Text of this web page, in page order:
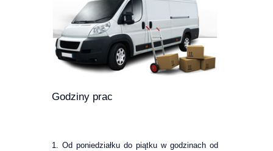
Godziny prac
1. Od poniedziałku do piątku w godzinach od